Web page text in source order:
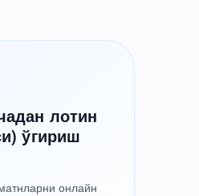
лотин
ўгириш
онлайн